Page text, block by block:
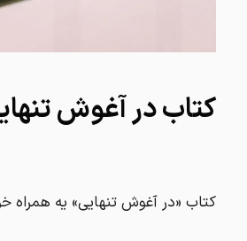
کتاب در آغوش
کتاب «در آغوش تنهایی» یه همراه